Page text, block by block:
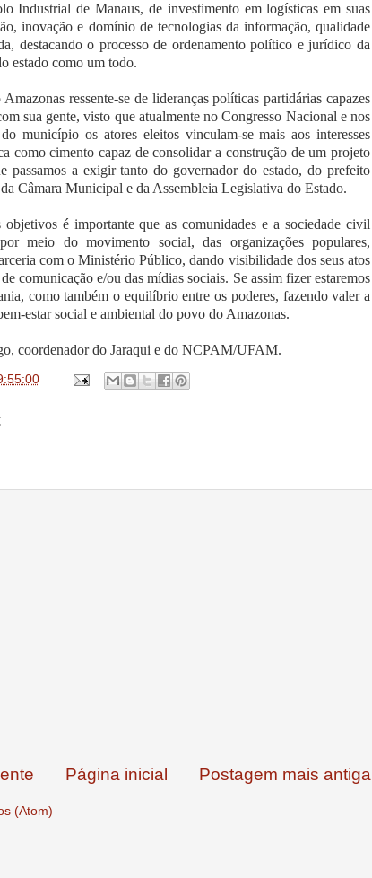
Industrial de Manaus, de investimento em logísticas em suas
inovação e domínio de tecnologias da informação, qualidade
destacando o processo de ordenamento político e jurídico da
estado como um todo.
ressente-se de lideranças políticas partidárias capazes
sua gente, visto que atualmente no Congresso Nacional e nos
município os atores eleitos vinculam-se mais aos interesses
como cimento capaz de consolidar a construção de um projeto
passamos a exigir tanto do governador do estado, do prefeito
Câmara Municipal e da Assembleia Legislativa do Estado.
objetivos é importante que as comunidades e a sociedade civil
meio do movimento social, das organizações populares,
com o Ministério Público, dando visibilidade dos seus atos
comunicação e/ou das mídias sociais. Se assim fizer estaremos
como também o equilíbrio entre os poderes, fazendo valer a
estar social e ambiental do povo do Amazonas.
coordenador do Jaraqui e do NCPAM/UFAM.
Postagem mais antiga
Página inicial
(Atom)